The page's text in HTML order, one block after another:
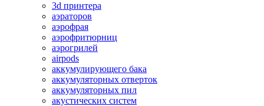
3d принтера
аэраторов
аэрофрая
аэрофритюрниц
аэрогрилей
airpods
аккумулирующего бака
аккумуляторных отверток
аккумуляторных пил
акустических систем